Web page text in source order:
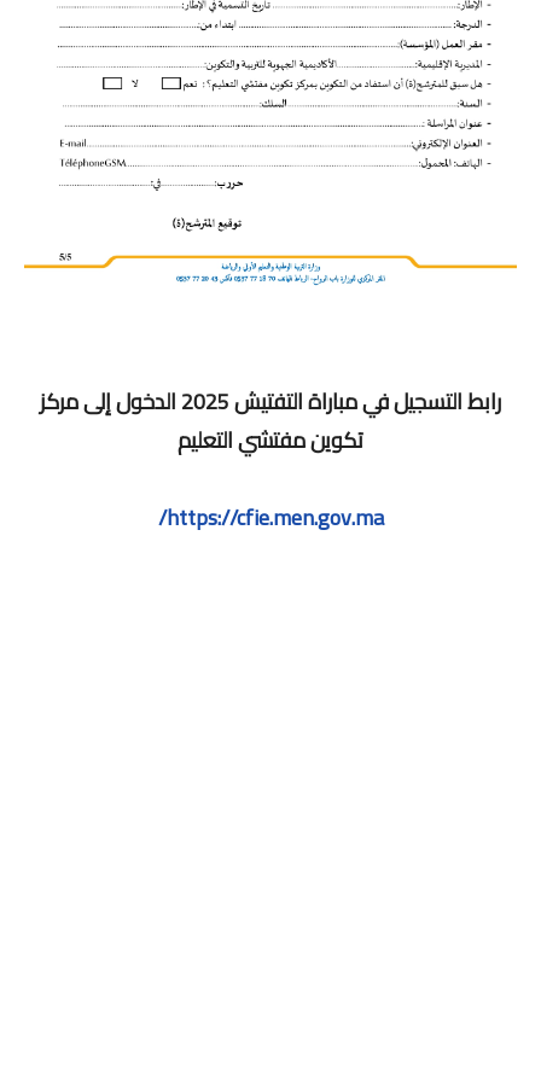
رابط التسجيل في مباراة التفتيش 2025 الدخول إلى مركز
تكوين مفتشي التعليم
https://cfie.men.gov.ma/